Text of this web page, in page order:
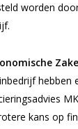
worden
kans op